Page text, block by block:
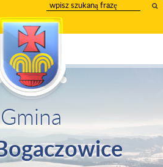
wpisz
szukany
tekst
Gmina